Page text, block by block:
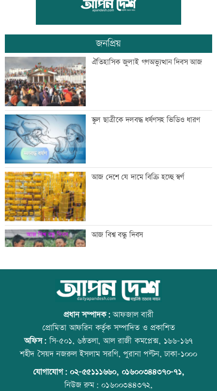
চাঁদপুরে নারীর পেট থেকে ৪ কেজি ৮০০
গ্রামের টিউমার অপসারণ
একদিনের ব্যবধানে বাড়ল স্বর্ণের দাম, ভরি
কত
নারী সহকর্মীর ঘর থেকে বস্ত্রহীন অবস্থায়
যুবদল নেতা আটক
ড্যাবের প্রতিষ্ঠাবার্ষিকীতে প্রধানমন্ত্রী
ট্রাম্পের বিলাসী ’বলরুম প্রকল্প’ আটকে
দিলেন আদালত
আগস্টে ফের টানা ৪ দিনের ছুটির সুযোগ
জনপ্রিয়
ঐতিহাসিক জুলাই গণঅভ্যুত্থান দিবস আজ
স্কুল ছাত্রীকে দলবদ্ধ ধর্ষণসহ ভিডিও ধারণ
আজ দেশে যে দামে বিক্রি হচ্ছে স্বর্ণ
আজ বিশ্ব বন্ধু দিবস
উত্থান-পতনের বাজারে আজ স্বর্ণের ভরি কত
আজ স্বর্ণ-রুপা যে দামে বিক্রি হচ্ছে
প্রধান সম্পাদক:আফজাল বারী
প্রোমিতা আফরিন কর্তৃক সম্পাদিত ও প্রকাশিত
অফিস:সি-৫০১, ৬ষ্ঠতলা, আল রাজী কমপ্লেক্স, ১৬৬-১৬৭
শহীদ সৈয়দ নজরুল ইসলাম সরণি, পুরানা পল্টন, ঢাকা-১০০০
যোগাযোগ: ০২-৫৫১১১৬৬০, ০১৬০০৩৪৪৩৭০-৭১,
নিউজ রুম:০১৬০০৩৪৪৩৭২,